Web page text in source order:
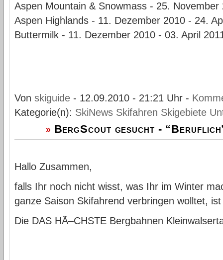
Aspen Mountain & Snowmass - 25. November
Aspen Highlands - 11. Dezember 2010 - 24.
Buttermilk - 11. Dezember 2010 - 03. April
Von skiguide- 12.09.2010 - 21:21 Uhr -
Kategorie(n): SkiNews Skifahren Skigebiete
» BergScout gesucht -
Hallo Zusammen,
falls Ihr noch nicht wisst, was Ihr im Winter
ganze Saison Skifahrend verbringen wolltet,
Die DAS HÃ–CHSTE Bergbahnen